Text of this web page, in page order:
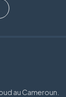
au Cameroun.